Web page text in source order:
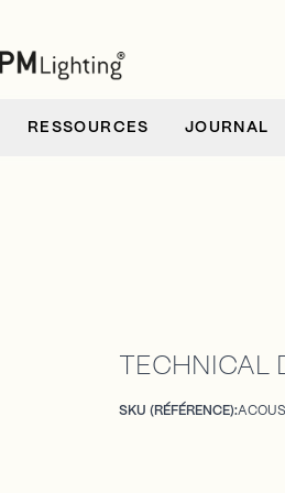
RESSOURCES JOURNAL
TECHNICAL
SKU (RÉFÉRENCE):